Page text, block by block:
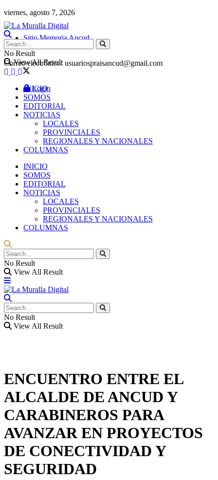
viernes, agosto 7, 2026
Sitio Memoria Ancud
Correo electrónico: usuariospraisancud@gmail.com
Login
No Result
View All Result
INICIO
SOMOS
EDITORIAL
NOTICIAS
LOCALES
PROVINCIALES
REGIONALES Y NACIONALES
COLUMNAS
INICIO
SOMOS
EDITORIAL
NOTICIAS
LOCALES
PROVINCIALES
REGIONALES Y NACIONALES
COLUMNAS
No Result
View All Result
No Result
View All Result
ENCUENTRO ENTRE EL
ALCALDE DE ANCUD Y
CARABINEROS PARA
AVANZAR EN PROYECTOS
DE CONECTIVIDAD Y
SEGURIDAD